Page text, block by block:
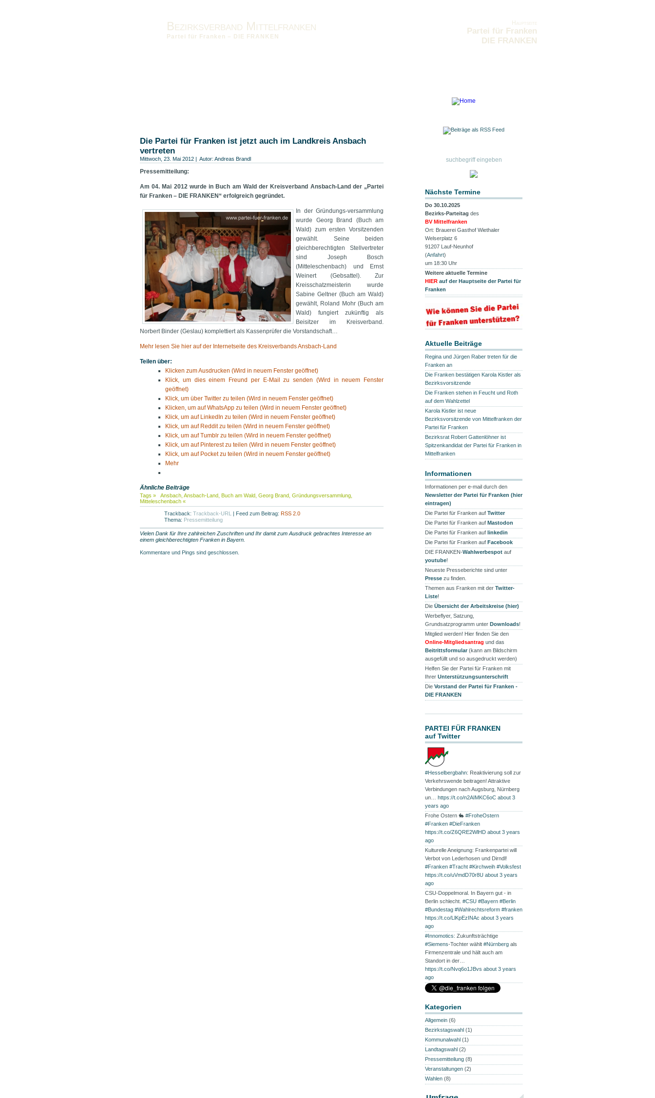
Hauptseite
Partei für Franken
DIE FRANKEN
Bezirksverband Mittelfranken
Partei für Franken – DIE FRANKEN
Die Partei für Franken ist jetzt auch im Landkreis Ansbach
vertreten
Mittwoch, 23. Mai 2012 | Autor: Andreas Brandl
Pressemitteilung:
Am 04. Mai 2012 wurde in Buch am Wald der Kreisverband Ansbach-Land der „Partei
für Franken – DIE FRANKEN“ erfolgreich gegründet.
In der Gründungs-versammlung
wurde Georg Brand (Buch am
Wald) zum ersten Vorsitzenden
gewählt. Seine beiden
gleichberechtigten Stellvertreter
sind Joseph Bosch
(Mitteleschenbach) und Ernst
Weinert (Gebsattel). Zur
Kreisschatzmeisterin wurde
Sabine Geltner (Buch am Wald)
gewählt, Roland Mohr (Buch am
Wald) fungiert zukünftig als
Beisitzer im Kreisverband.
Norbert Binder (Geslau) komplettiert als Kassenprüfer die Vorstandschaft…
Mehr lesen Sie hier auf der Internetseite des Kreisverbands Ansbach-Land
Teilen über:
Klicken zum Ausdrucken (Wird in neuem Fenster geöffnet)
Klick, um dies einem Freund per E-Mail zu senden (Wird in neuem Fenster
geöffnet)
Klick, um über Twitter zu teilen (Wird in neuem Fenster geöffnet)
Klicken, um auf WhatsApp zu teilen (Wird in neuem Fenster geöffnet)
Klick, um auf LinkedIn zu teilen (Wird in neuem Fenster geöffnet)
Klick, um auf Reddit zu teilen (Wird in neuem Fenster geöffnet)
Klick, um auf Tumblr zu teilen (Wird in neuem Fenster geöffnet)
Klick, um auf Pinterest zu teilen (Wird in neuem Fenster geöffnet)
Klick, um auf Pocket zu teilen (Wird in neuem Fenster geöffnet)
Mehr
Ähnliche Beiträge
Tags » Ansbach Ansbach-Land Buch am Wald Georg Brand Gründungsversammlung
Mitteleschenbach «
Trackback: Trackback-URL | Feed zum Beitrag: RSS 2.0
Thema: Pressemitteilung
Vielen Dank für Ihre zahlreichen Zuschriften und Ihr damit zum Ausdruck gebrachtes Interesse an
einem gleichberechtigten Franken in Bayern.
Kommentare und Pings sind geschlossen.
Nächste Termine
Do 30.10.2025
Bezirks-Parteitag des
BV Mittelfranken
Ort: Brauerei Gasthof Wiethaler
Welserplatz 6
91207 Lauf-Neunhof
(Anfahrt)
um 18:30 Uhr
Weitere aktuelle Termine
HIER auf der Hauptseite der Partei für
Franken
Aktuelle Beiträge
Regina und Jürgen Raber treten für die
Franken an
Die Franken bestätigen Karola Kistler als
Bezirksvorsitzende
Die Franken stehen in Feucht und Roth
auf dem Wahlzettel
Karola Kistler ist neue
Bezirksvorsitzende von Mittelfranken der
Partei für Franken
Bezirksrat Robert Gattenlöhner ist
Spitzenkandidat der Partei für Franken in
Mittelfranken
Informationen
Informationen per e-mail durch den
Newsletter der Partei für Franken (hier
eintragen)
Die Partei für Franken auf Twitter
Die Partei für Franken auf Mastodon
Die Partei für Franken auf linkedin
Die Partei für Franken auf Facebook
DIE FRANKEN-Wahlwerbespot auf
youtube!
Neueste Presseberichte sind unter
Presse zu finden.
Themen aus Franken mit der Twitter-
Liste!
Die Übersicht der Arbeitskreise (hier)
Werbeflyer, Satzung,
Grundsatzprogramm unter Downloads!
Mitglied werden! Hier finden Sie den
Online-Mitgliedsantrag und das
Beitrittsformular (kann am Bildschirm
ausgefüllt und so ausgedruckt werden)
Helfen Sie der Partei für Franken mit
Ihrer Unterstützungsunterschrift
Die Vorstand der Partei für Franken -
DIE FRANKEN
PARTEI FÜR FRANKEN
auf Twitter
#Hesselbergbahn: Reaktivierung soll zur
Verkehrswende beitragen! Attraktive
Verbindungen nach Augsburg, Nürnberg
un… https://t.co/n2AIMKC6oC about 3
years ago
Frohe Ostern 🐇 #FroheOstern
#Franken #DieFranken
https://t.co/Z6QRE2WlHD about 3 years
ago
Kulturelle Aneignung: Frankenpartei will
Verbot von Lederhosen und Dirndl!
#Franken #Tracht #Kirchweih #Volksfest
https://t.co/uVmdD70r8U about 3 years
ago
CSU-Doppelmoral. In Bayern gut - in
Berlin schlecht. #CSU #Bayern #Berlin
#Bundestag #Wahlrechtsreform #franken
https://t.co/LlKpEzINAc about 3 years
ago
#Innomotics: Zukunftsträchtige
#Siemens-Tochter wählt #Nürnberg als
Firmenzentrale und hält auch am
Standort in der…
https://t.co/Nvq6o1JBvs about 3 years
ago
Kategorien
Allgemein (6)
Bezirkstagswahl (1)
Kommunalwahl (1)
Landtagswahl (2)
Pressemitteilung (8)
Veranstaltungen (2)
Wahlen (8)